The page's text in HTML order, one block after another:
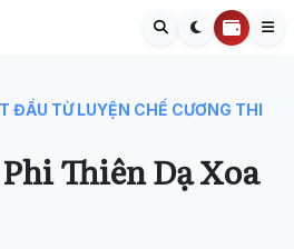
ĐẦU TỪ LUYỆN CHẾ CƯƠNG THI
Thiên Dạ Xoa